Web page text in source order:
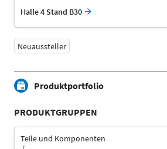
Halle 4 Stand B30
Neuaussteller
Produktportfolio
PRODUKTGRUPPEN
Teile und Komponenten